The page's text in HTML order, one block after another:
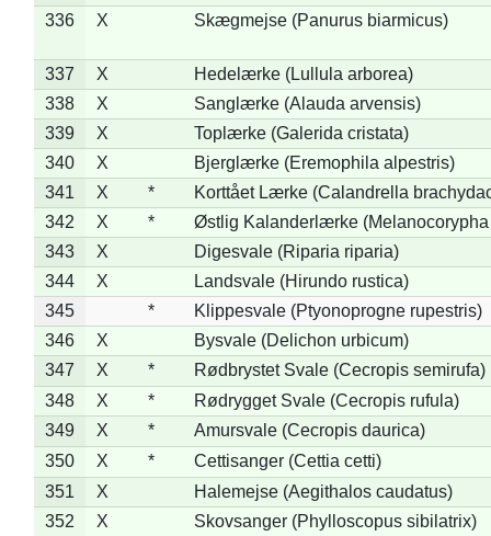
336 X Skægmejse (Panurus biarmicus)
337 X
Hedelærke (Lullula arborea)
338
X
Sanglærke (Alauda arvensis)
339
X
Toplærke (Galerida cristata)
340
X
Bjerglærke (Eremophila alpestris)
341
X *
Korttået Lærke (Calandrella
342
X *
Østlig Kalanderlærke (Melanocorypha
343
X
Digesvale (Riparia riparia)
344
X
Landsvale (Hirundo rustica)
345
*
Klippesvale (Ptyonoprogne rupestris)
346
X
Bysvale (Delichon urbicum)
347
X *
Rødbrystet Svale (Cecropis semirufa)
348
X *
Rødrygget Svale (Cecropis rufula)
349
X *
Amursvale (Cecropis daurica)
350
X *
Cettisanger (Cettia cetti)
351
X
Halemejse (Aegithalos caudatus)
352
X
Skovsanger (Phylloscopus sibilatrix)